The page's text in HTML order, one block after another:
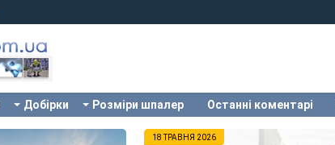
Добірки Розміри шпалер Останні коментарі
18 ТРАВНЯ 2026